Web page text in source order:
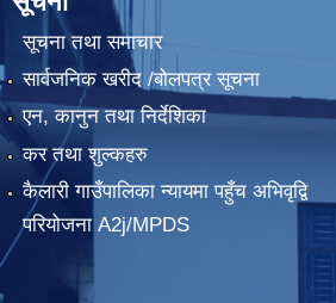
सूचना तथा समाचार
सार्वजनिक खरीद /बोलपत्र सूचना
एन, कानुन तथा निर्देशिका
कर तथा शुल्कहरु
कैलारी गाउँपालिका न्यायमा पहुँच अभिवृद्वि
परियोजना A2j/MPDS